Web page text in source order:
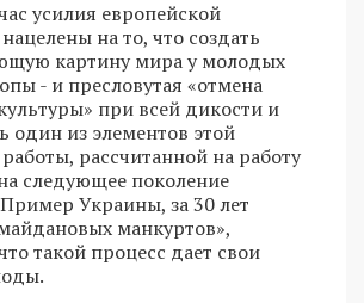
усилия европейской
на то, что создать
картину мира у молодых
- и пресловутая «отмена
при всей дикости и
один из элементов этой
рассчитанной на работу
следующее поколение
Украины, за 30 лет
манкуртов»,
такой процесс дает свои